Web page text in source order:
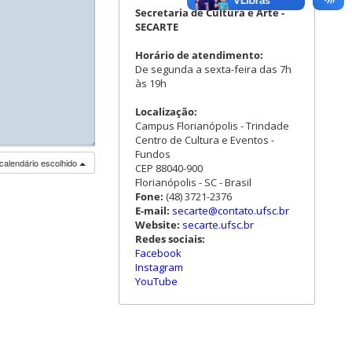
◢
escolhido
Secretaria de Cultura e Arte -
SECARTE
Horário de atendimento:
De segunda a sexta-feira das 7h
às 19h
Localização:
Campus Florianópolis - Trindade
Centro de Cultura e Eventos -
Fundos
CEP 88040-900
Florianópolis - SC - Brasil
Fone: (48) 3721-2376
E-mail: secarte@contato.ufsc.br
Website: secarte.ufsc.br
Redes sociais:
Facebook
Instagram
YouTube